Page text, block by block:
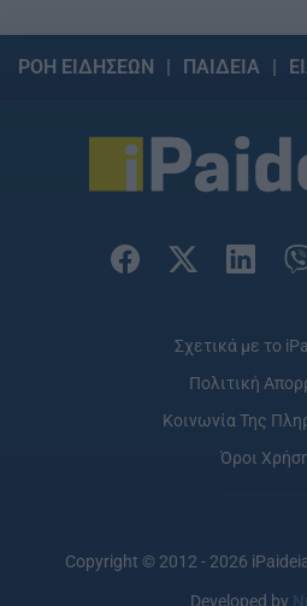
ΡΟΗ ΕΙΔΗΣΕΩΝ ΠΑΙΔΕΙΑ
Σχετικά με το
Πολιτική
Κοινωνία Της
Όροι
Copyright © 2012 - 2026
Developed by